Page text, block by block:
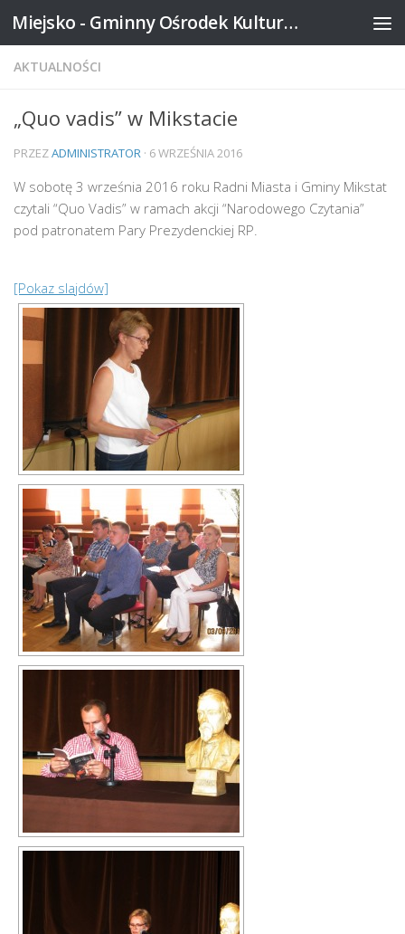
Skip to content Miejsko - Gminny Ośrodek Kultury w Mikstacie
AKTUALNOŚCI
„Quo vadis” w Mikstacie
PRZEZADMINISTRATOR · 6 WRZEŚNIA 2016
W sobotę 3 września 2016 roku Radni Miasta i Gminy Mikstat
czytali “Quo Vadis” w ramach akcji “Narodowego Czytania”
pod patronatem Pary Prezydenckiej RP.
[Pokaz slajdów]